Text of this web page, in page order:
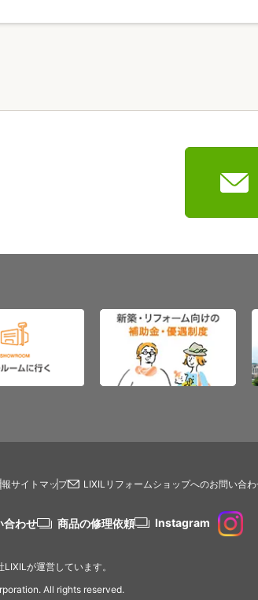
サイトマップ LIXILリフォームショップへのお問い合
合わせ 商品の修理依頼 Instagram
が運営しています。
All rights reserved.